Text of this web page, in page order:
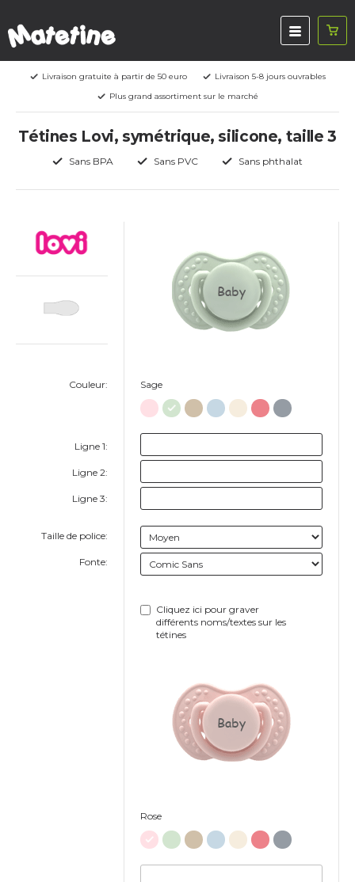
Livraison gratuite à partir de 50 euro
Livraison 5-8 jours ouvrables
Plus grand assortiment sur le marché
Tétines Lovi, symétrique, silicone, taille 3
Sans BPA Sans PVC Sans phthalat
Couleur:
Ligne 1:
Ligne 2:
Ligne 3:
Taille de police:
Fonte:
Baby
Sage
Cliquez ici pour graver
différents noms/textes sur les
tétines
Baby
Rose